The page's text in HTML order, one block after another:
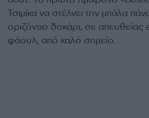
Τσιμίκα να στέλνει την μπάλα
οριζόντιο δοκάρι, σε απευθείας
φάουλ, από καλό σημείο.